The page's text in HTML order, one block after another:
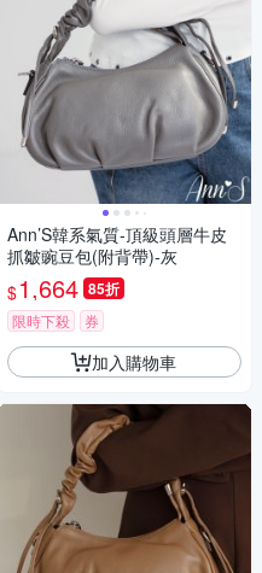
Ann’S韓系氣質-頂級頭層牛皮
抓皺豌豆包(附背帶)-灰
$1,664 85折
限時下殺 券
加入購物車